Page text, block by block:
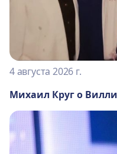
4 августа 2026 г.
Михаил Круг о